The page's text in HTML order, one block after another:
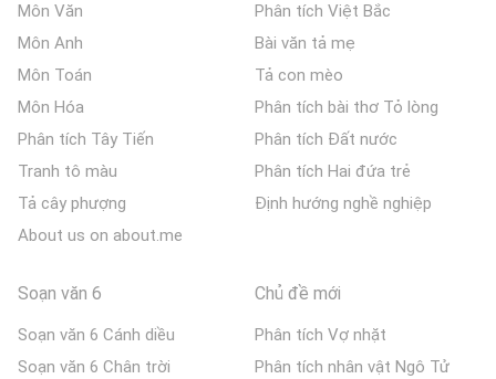
Môn Văn
Môn Anh
Môn Toán
Môn Hóa
Phân tích Tây Tiến
Tranh tô màu
Tả cây phượng
About us on about.me
Phân tích Việt Bắc
Bài văn tả mẹ
Tả con mèo
Phân tích bài thơ Tỏ lòng
Phân tích Đất nước
Phân tích Hai đứa trẻ
Định hướng nghề nghiệp
Soạn văn 6
Soạn văn 6 Cánh diều
Soạn văn 6 Chân trời
Chủ đề mới
Phân tích Vợ nhặt
Phân tích nhân vật Ngô Tử